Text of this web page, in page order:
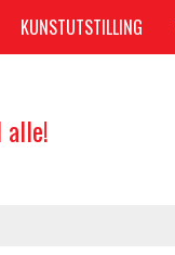
KUNSTUTSTILLING